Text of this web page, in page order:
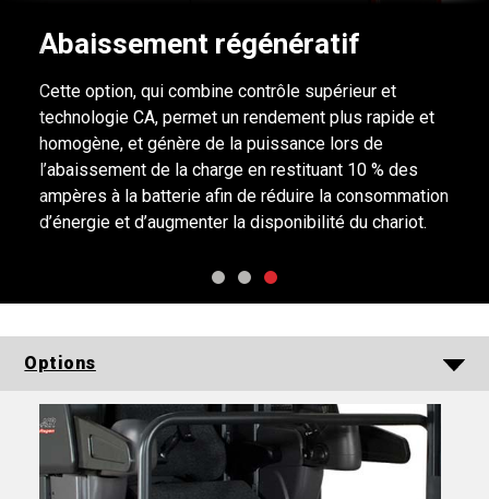
Abaissement régénératif
Cette option, qui combine contrôle supérieur et
technologie CA, permet un rendement plus rapide et
homogène, et génère de la puissance lors de
l’abaissement de la charge en restituant 10 % des
ampères à la batterie afin de réduire la consommation
d’énergie et d’augmenter la disponibilité du chariot.
Options